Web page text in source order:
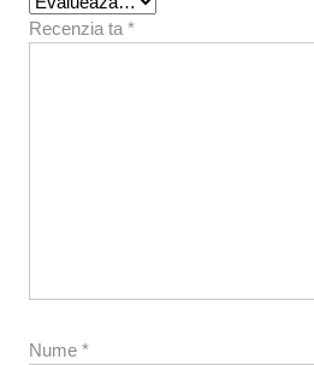
Recenzia ta *
Nume *